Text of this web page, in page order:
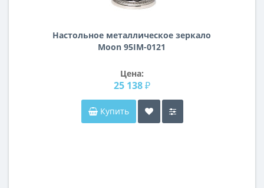
Настольное металлическое зеркало
Moon 95IM-0121
Цена:
25 138 ₽
Купить